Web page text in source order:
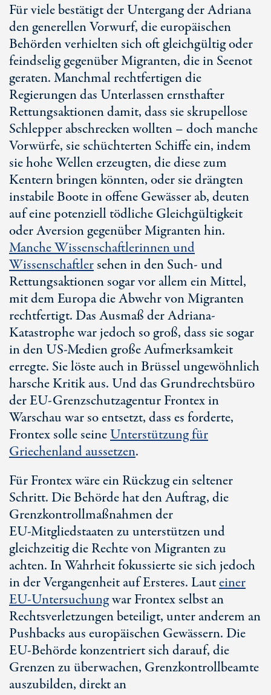
Für viele bestätigt der Untergang der Adriana
den generellen Vorwurf, die europäischen
Behörden verhielten sich oft gleichgültig oder
feindselig gegenüber Migranten, die in Seenot
geraten. Manchmal rechtfertigen die
Regierungen das Unterlassen ernsthafter
Rettungsaktionen damit, dass sie skrupellose
Schlepper abschrecken wollten – doch manche
Vorwürfe, sie schüchterten Schiffe ein, indem
sie hohe Wellen erzeugten, die diese zum
Kentern bringen könnten, oder sie drängten
instabile Boote in offene Gewässer ab, deuten
auf eine potenziell tödliche Gleichgültigkeit
oder Aversion gegenüber Migranten hin.
Manche Wissenschaftlerinnen und
Wissenschaftlersehen in den Such- und
Rettungsaktionen sogar vor allem ein Mittel,
mit dem Europa die Abwehr von Migranten
rechtfertigt. Das Ausmaß der Adriana-
Katastrophe war jedoch so groß, dass sie sogar
in denUS-Mediengroße Aufmerksamkeit
erregte. Sie löste auch in Brüssel ungewöhnlich
harsche Kritik aus. Und das Grundrechtsbüro
derEU-GrenzschutzagenturFrontex in
Warschau war so entsetzt, dass es forderte,
Frontex solle seineUnterstützung für
Griechenland aussetzen.
Für Frontex wäre ein Rückzug ein seltener
Schritt. Die Behörde hat den Auftrag, die
Grenzkontrollmaßnahmen der
EU-Mitgliedstaatenzu unterstützen und
gleichzeitig die Rechte von Migranten zu
achten. In Wahrheit fokussierte sie sich jedoch
in der Vergangenheit auf Ersteres. Lauteiner
EU-Untersuchungwar Frontex selbst an
Rechtsverletzungen beteiligt, unter anderem an
Pushbacks aus europäischen Gewässern. Die
EU-Behördekonzentriert sich darauf, die
Grenzen zu überwachen, Grenzkontrollbeamte
auszubilden, direkt an